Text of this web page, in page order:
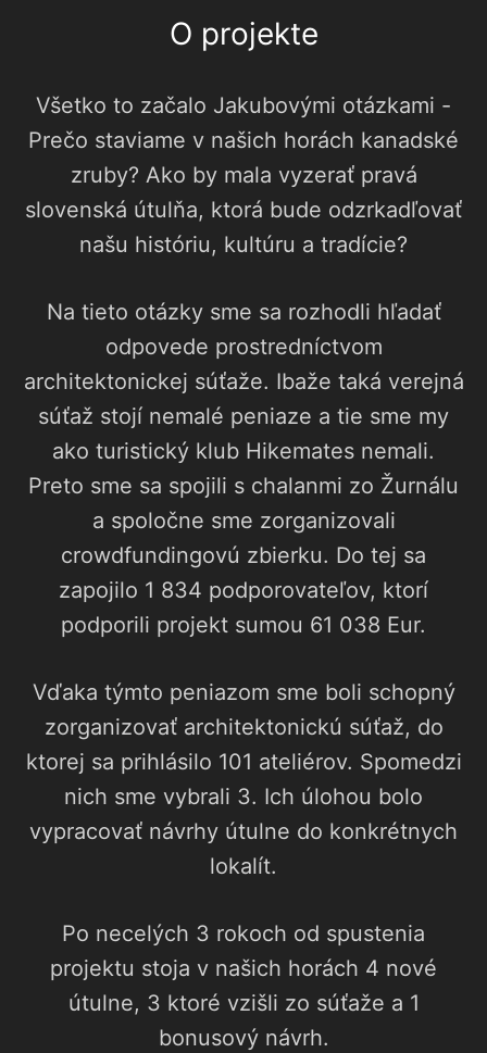
O projekte
Všetko to začalo Jakubovými otázkami -
Prečo staviame v našich horách kanadské
zruby? Ako by mala vyzerať pravá
slovenská útulňa, ktorá bude odzrkadľovať
našu históriu, kultúru a tradície?
Na tieto otázky sme sa rozhodli hľadať
odpovede prostredníctvom
architektonickej súťaže. Ibaže taká verejná
súťaž stojí nemalé peniaze a tie sme my
ako turistický klub Hikemates nemali.
Preto sme sa spojili s chalanmi zo Žurnálu
a spoločne sme zorganizovali
crowdfundingovú zbierku. Do tej sa
zapojilo 1 834 podporovateľov, ktorí
podporili projekt sumou 61 038 Eur.
Vďaka týmto peniazom sme boli schopný
zorganizovať architektonickú súťaž, do
ktorej sa prihlásilo 101 ateliérov. Spomedzi
nich sme vybrali 3. Ich úlohou bolo
vypracovať návrhy útulne do konkrétnych
lokalít.
Po necelých 3 rokoch od spustenia
projektu stoja v našich horách 4 nové
útulne, 3 ktoré vzišli zo súťaže a 1
bonusový návrh.